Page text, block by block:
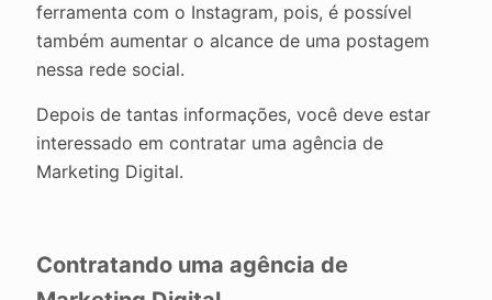
ferramenta com o Instagram, pois, é possível
também aumentar o alcance de uma postagem
nessa rede social.
Depois de tantas informações, você deve estar
interessado em contratar uma agência de
Marketing Digital.
Contratando uma agência de